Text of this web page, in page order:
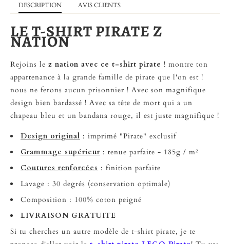
DESCRIPTION AVIS CLIENTS
LE T-SHIRT PIRATE Z
NATION
Rejoins le z nation avec ce t-shirt pirate ! montre ton
appartenance à la grande famille de pirate que l'on est !
nous ne ferons aucun prisonnier ! Avec son magnifique
design bien bardassé ! Avec sa tête de mort qui a un
chapeau bleu et un bandana rouge, il est juste magnifique !
Design original : imprimé "Pirate" exclusif
Grammage supérieur : tenue parfaite - 185g / m²
Coutures renforcées : finition parfaite
Lavage : 30 degrés (conservation optimale)
Composition : 100% coton peigné
LIVRAISON GRATUITE
Si tu cherches un autre modèle de t-shirt pirate, je te